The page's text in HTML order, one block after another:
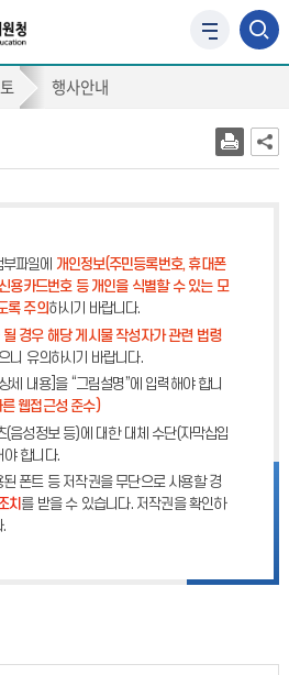
사
가
행사안내
파일에 개인정보(주민등록번호, 휴대폰
용카드번호 등 개인을 식별할 수 있는 모
록 주의하시기 바랍니다.
경우 해당 게시물 작성자가 관련 법령
니 유의하시기 바랍니다.
세 내용]을 “그림설명”에 입력해야 합니
웹접근성 준수)
(음성정보 등)에 대한 대체 수단(자막삽입
합니다.
폰트 등 저작권을 무단으로 사용할 경
치 를 받을 수 있습니다. 저작권을 확인하